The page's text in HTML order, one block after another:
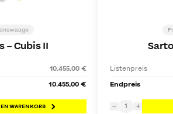
–Cubis II
10.455,00 €
10.455,00 €
WARENKORB
Listenpreis
Endpreis
− 1 +